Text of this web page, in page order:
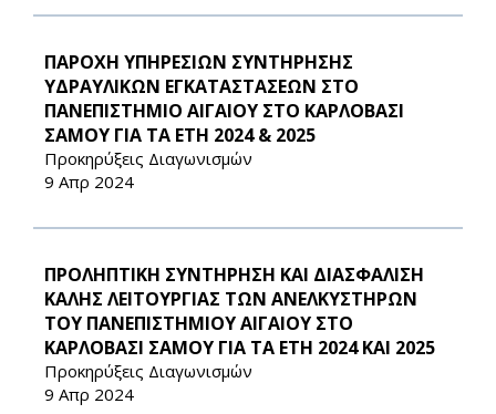
ΠΑΡΟΧΗ ΥΠΗΡΕΣΙΩΝ ΣΥΝΤΗΡΗΣΗΣ
ΥΔΡΑΥΛΙΚΩΝ ΕΓΚΑΤΑΣΤΑΣΕΩΝ ΣΤΟ
ΠΑΝΕΠΙΣΤΗΜΙΟ ΑΙΓΑΙΟΥ ΣΤΟ ΚΑΡΛΟΒΑΣΙ
ΣΑΜΟΥ ΓΙΑ ΤΑ ΕΤΗ 2024 & 2025
Προκηρύξεις Διαγωνισμών
9 Απρ 2024
ΠΡΟΛΗΠΤΙΚΗ ΣΥΝΤΗΡΗΣΗ ΚΑΙ ΔΙΑΣΦΑΛΙΣΗ
ΚΑΛΗΣ ΛΕΙΤΟΥΡΓΙΑΣ ΤΩΝ ΑΝΕΛΚΥΣΤΗΡΩΝ
ΤΟΥ ΠΑΝΕΠΙΣΤΗΜΙΟΥ ΑΙΓΑΙΟΥ ΣΤΟ
ΚΑΡΛΟΒΑΣΙ ΣΑΜΟΥ ΓΙΑ ΤΑ ΕΤΗ 2024 ΚΑΙ 2025
Προκηρύξεις Διαγωνισμών
9 Απρ 2024